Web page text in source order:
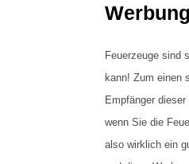
Feuerzeuge sind
kann! Zum einen
Empfänger
wenn Sie die
also wirklich ein